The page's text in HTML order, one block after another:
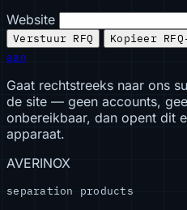
Website
Verstuur RFQ Kopieer
aan
Gaat rechtstreeks naar ons
de site — geen accounts,
onbereikbaar, dan opent dit
apparaat.
AVERINOX
separation products